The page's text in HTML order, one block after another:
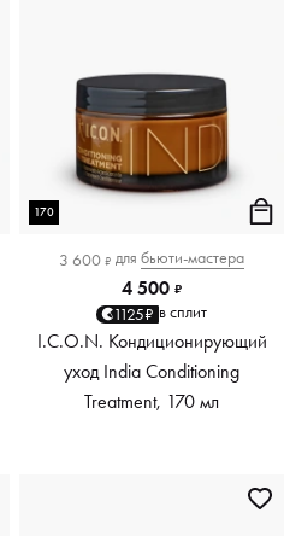
170
3 600 ₽ для бьюти-мастера
4 500 ₽
1125₽ в сплит
I.C.O.N. Кондиционирующий
уход India Conditioning
Treatment, 170 мл